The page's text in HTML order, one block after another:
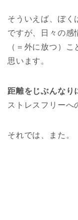
そういえば、ぼく
ですが、日々の感
（＝外に放つ）
思います。
距離をじぶんなり
ストレスフリーへ
それでは、また。